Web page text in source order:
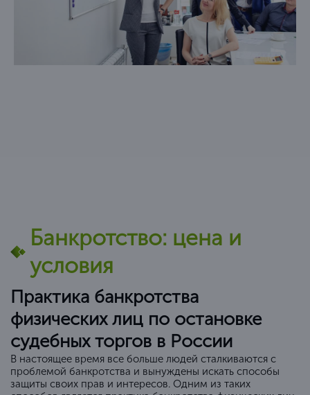
Банкротство: цена и
условия
Практика банкротства
физических лиц по остановке
судебных торгов в России
В настоящее время все больше людей сталкиваются с
проблемой банкротства и вынуждены искать способы
защиты своих прав и интересов. Одним из таких